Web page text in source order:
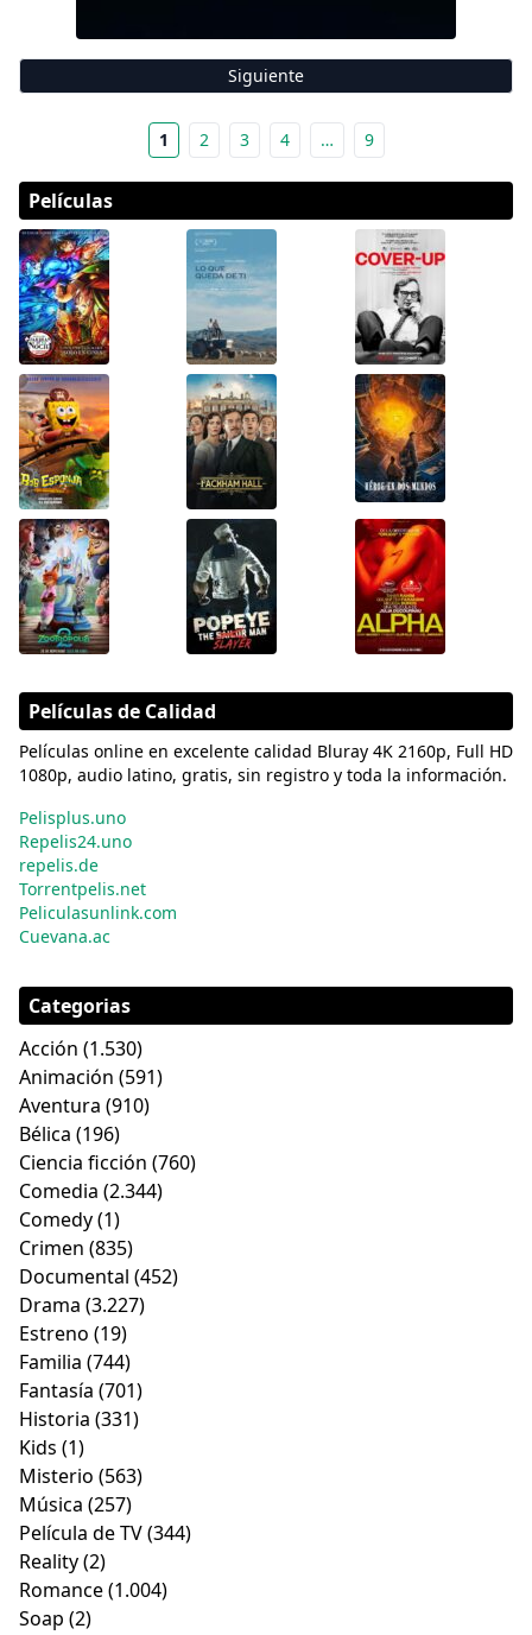
1 2 3 4 … 9
Siguiente
Películas
Películas de Calidad
Películas online en excelente calidad Bluray 4K 2160p, Full HD
1080p, audio latino, gratis, sin registro y toda la información.
Pelisplus.uno
Repelis24.uno
repelis.de
Torrentpelis.net
Peliculasunlink.com
Cuevana.ac
Categorias
Acción (1.530)
Animación (591)
Aventura (910)
Bélica (196)
Ciencia ficción (760)
Comedia (2.344)
Comedy(1)
Crimen (835)
Documental (452)
Drama (3.227)
Estreno (19)
Familia (744)
Fantasía (701)
Historia (331)
Kids (1)
Misterio (563)
Música (257)
Película de TV(344)
Reality(2)
Romance(1.004)
Soap (2)